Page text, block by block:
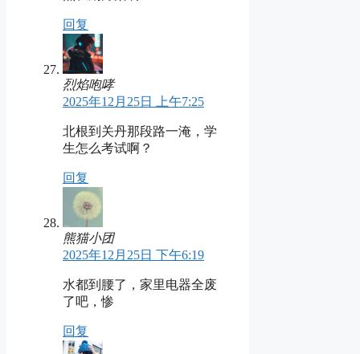
回复
烈焰咆哮
2025年12月25日 上午7:25
北根到关丹那段路一淹，学
生怎么考试啊？
回复
熊猫小团
2025年12月25日 下午6:19
水都到腰了，家里电器全废
了吧，惨
回复